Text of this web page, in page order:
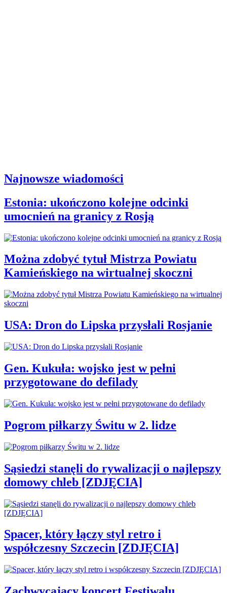
Najnowsze wiadomości
Estonia: ukończono kolejne odcinki
umocnień na granicy z Rosją
Można zdobyć tytuł Mistrza Powiatu
Kamieńskiego na wirtualnej skoczni
USA: Dron do Lipska przysłali Rosjanie
Gen. Kukuła: wojsko jest w pełni
przygotowane do defilady
Pogrom piłkarzy Świtu w 2. lidze
Sąsiedzi stanęli do rywalizacji o najlepszy
domowy chleb [ZDJĘCIA]
Spacer, który łączy styl retro i
współczesny Szczecin [ZDJĘCIA]